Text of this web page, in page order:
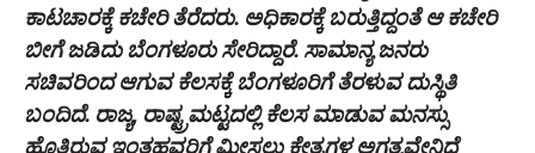
ಕಾಟಚಾರಕ್ಕೆ ಕಚೇರಿ ತೆರೆದರು. ಅಧಿಕಾರಕ್ಕೆ ಬರುತ್ತಿದ್ದಂತೆ ಆ ಕಚೇರಿ
ಬೀಗೆ ಜಡಿದು ಬೆಂಗಳೂರು ಸೇರಿದ್ದಾರೆ. ಸಾಮಾನ್ಯ ಜನರು
ಸಚಿವರಿಂದ ಆಗುವ ಕೆಲಸಕ್ಕೆ ಬೆಂಗಳೂರಿಗೆ ತೆರಳುವ ದುಸ್ಥಿತಿ
ಬಂದಿದೆ. ರಾಜ್ಯ, ರಾಷ್ಟ್ರಮಟ್ಟದಲ್ಲಿ ಕೆಲಸ ಮಾಡುವ ಮನಸ್ಸು
ಹೊತ್ತಿರುವ ಇಂತಹವರಿಗೆ ಮೀಸಲು ಕ್ಷೇತ್ರಗಳ ಅಗತ್ಯವೇನಿದೆ